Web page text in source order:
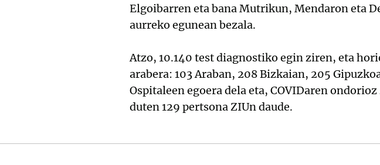
Elgoibarren eta bana Mutrikun, Mendaron eta
aurreko egunean bezala.
Atzo, 10.140 test diagnostiko egin ziren, eta
arabera: 103 Araban, 208 Bizkaian, 205
Ospitaleen egoera dela eta, COVIDaren
duten 129 pertsona ZIUn daude.